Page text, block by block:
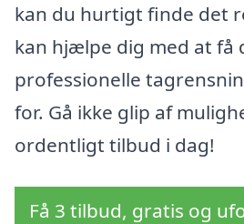
kan du hurtigt finde det
kan hjælpe dig med at få
professionelle
for. Gå ikke glip af
ordentligt tilbud i dag!
Få 3 tilbud, gratis og